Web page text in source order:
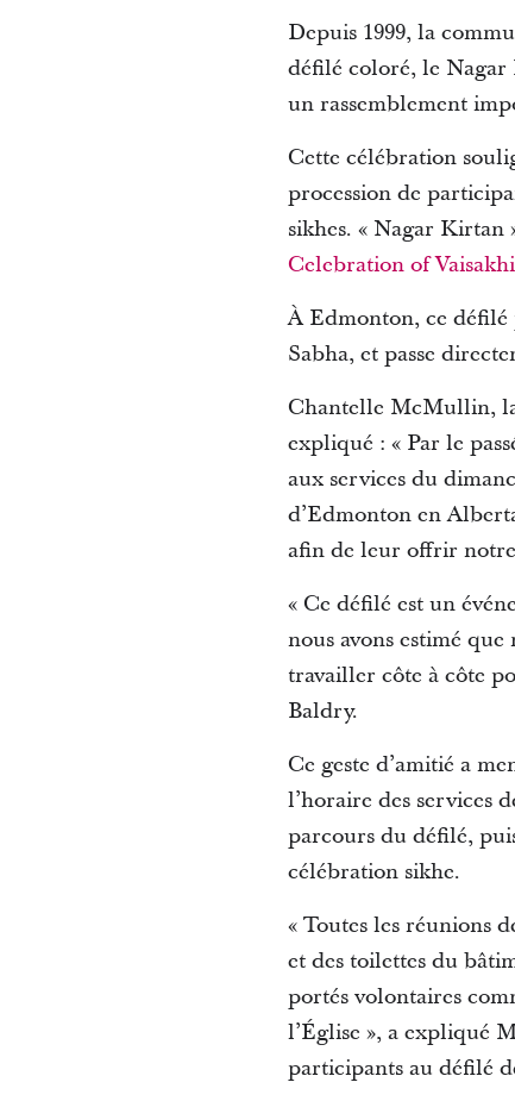
Depuis 1999, la
défilé coloré, le Nagar
un rassemblement
Cette célébration
procession de
sikhes. « Nagar
Celebration of
À Edmonton, ce
Sabha, et passe
Chantelle McMullin,
expliqué : « Par le
aux services du
d’Edmonton en
afin de leur offrir
« Ce défilé est un
nous avons estimé
travailler côte à côte
Baldry.
Ce geste d’amitié a
l’horaire des services
parcours du défilé,
célébration sikhe.
« Toutes les réunions
et des toilettes du
portés volontaires
l’Église », a expliqué
participants au défilé